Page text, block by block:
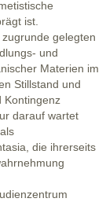
ist.
gelegten
und
Materien im
Stillstand und
Kontingenz
darauf wartet
die ihrerseits